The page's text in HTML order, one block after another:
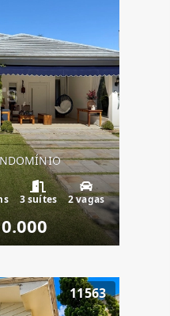
3 suítes 2 vagas
11563